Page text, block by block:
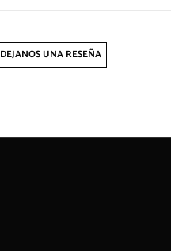
DEJANOS UNA RESEÑA